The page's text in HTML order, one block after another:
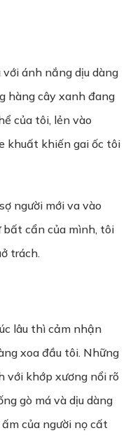
ánh nắng dịu dàng
hàng cây xanh đang
của tôi, lẻn vào
khuất khiến gai ốc tôi
người mới va vào
cẩn của mình, tôi
trách.
lâu thì cảm nhận
xoa đầu tôi. Những
với khớp xương nổi rõ
gò má và dịu dàng
của người nọ cất